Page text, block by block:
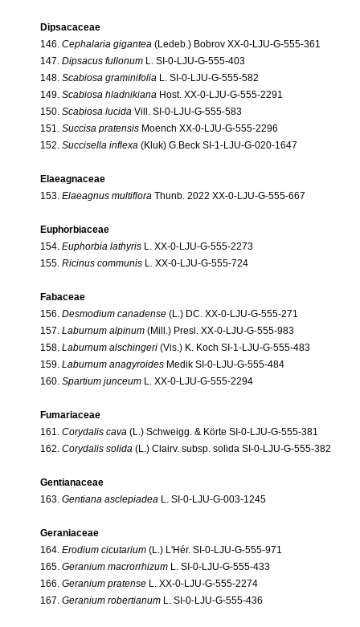
Dipsacaceae
146. Cephalaria gigantea (Ledeb.) Bobrov XX-0-LJU-G-555-361
147. Dipsacus fullonum L. SI-0-LJU-G-555-403
148. Scabiosa graminifolia L. SI-0-LJU-G-555-582
149. Scabiosa hladnikiana Host. XX-0-LJU-G-555-2291
150. Scabiosa lucida Vill. SI-0-LJU-G-555-583
151. Succisa pratensis Moench XX-0-LJU-G-555-2296
152. Succisella inflexa (Kluk) G.Beck SI-1-LJU-G-020-1647
Elaeagnaceae
153. Elaeagnus multiflora Thunb. 2022 XX-0-LJU-G-555-667
Euphorbiaceae
154. Euphorbia lathyris L. XX-0-LJU-G-555-2273
155. Ricinus communis L. XX-0-LJU-G-555-724
Fabaceae
156. Desmodium canadense (L.) DC. XX-0-LJU-G-555-271
157. Laburnum alpinum (Mill.) Presl. XX-0-LJU-G-555-983
158. Laburnum alschingeri (Vis.) K. Koch SI-1-LJU-G-555-483
159. Laburnum anagyroides Medik SI-0-LJU-G-555-484
160. Spartium junceum L. XX-0-LJU-G-555-2294
Fumariaceae
161. Corydalis cava (L.) Schweigg. & Körte SI-0-LJU-G-555-381
162. Corydalis solida (L.) Clairv. subsp. solida SI-0-LJU-G-555-382
Gentianaceae
163. Gentiana asclepiadea L. SI-0-LJU-G-003-1245
Geraniaceae
164. Erodium cicutarium (L.) L'Hér. SI-0-LJU-G-555-971
165. Geranium macrorrhizum L. SI-0-LJU-G-555-433
166. Geranium pratense L. XX-0-LJU-G-555-2274
167. Geranium robertianum L. SI-0-LJU-G-555-436